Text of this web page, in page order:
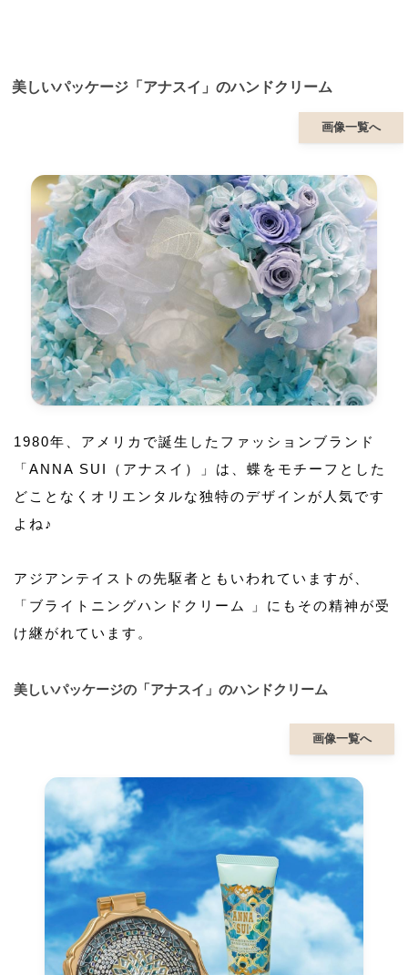
美しいパッケージ「アナスイ」のハンドクリーム
画像一覧へ
1980年、アメリカで誕生したファッションブランド
「ANNA SUI（アナスイ）」は、蝶をモチーフとした
どことなくオリエンタルな独特のデザインが人気です
よね♪
アジアンテイストの先駆者ともいわれていますが、
「ブライトニングハンドクリーム 」にもその精神が受
け継がれています。
美しいパッケージの「アナスイ」のハンドクリーム
画像一覧へ